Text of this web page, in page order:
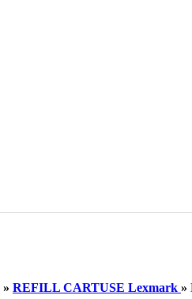
» REFILL CARTUSE Lexmark »